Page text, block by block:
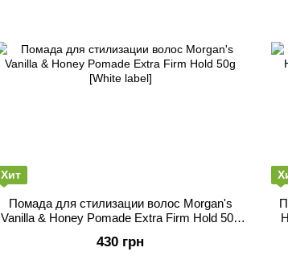
Хит
Помада для стилизации волос Morgan's
Vanilla & Honey Pomade Extra Firm Hold 50g
430 грн